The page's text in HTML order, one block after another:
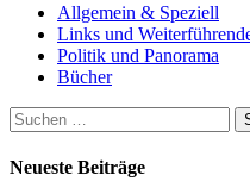
Allgemein & Speziell
Links und
Politik und Panorama
Bücher
Suchen
nach:
Neueste Beiträge